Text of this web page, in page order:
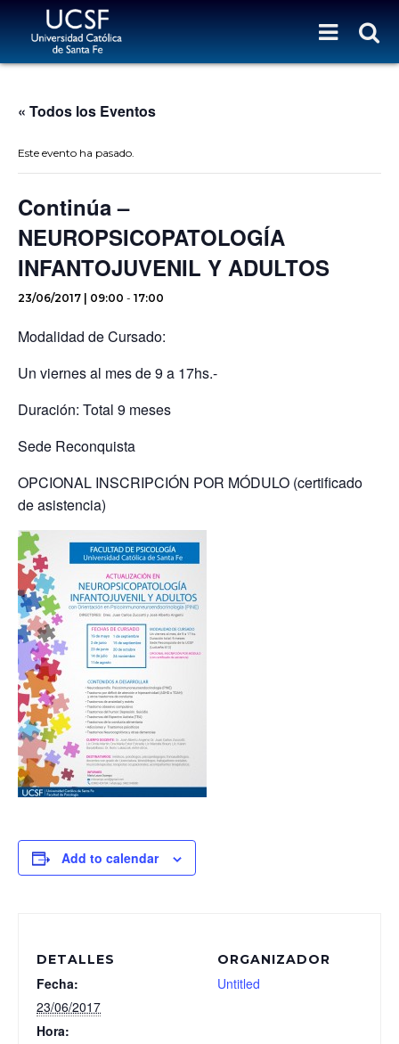
« Todos los Eventos
Este evento ha pasado.
Continúa –
NEUROPSICOPATOLOGÍA
INFANTOJUVENIL Y ADULTOS
23/06/2017 | 09:00 - 17:00
Modalidad de Cursado:
Un viernes al mes de 9 a 17hs.-
Duración: Total 9 meses
Sede Reconquista
OPCIONAL INSCRIPCIÓN POR MÓDULO (certificado
de asistencia)
Add to calendar
DETALLES
Fecha:
23/06/2017
Hora:
ORGANIZADOR
Untitled